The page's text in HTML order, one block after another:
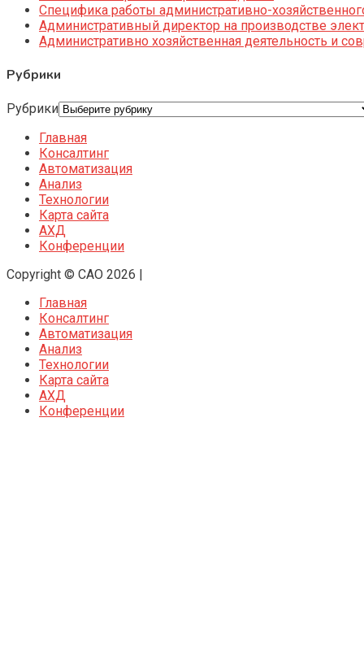
Специфика работы административно-
Административный директор на производстве
Административно хозяйственная деятельность и
Рубрики
Рубрики
Главная
Консалтинг
Автоматизация
Анализ
Технологии
Карта сайта
АХД
Конференции
Copyright © CAO 2026 |
Главная
Консалтинг
Автоматизация
Анализ
Технологии
Карта сайта
АХД
Конференции